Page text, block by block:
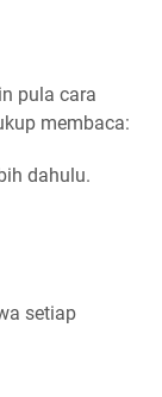
pula cara
membaca:
dahulu.
setiap